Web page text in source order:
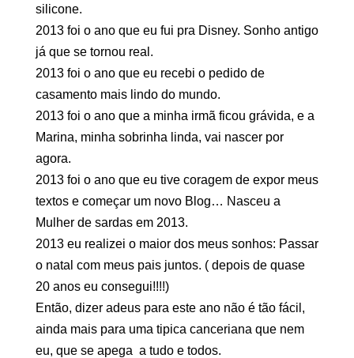
silicone.
2013 foi o ano que eu fui pra Disney. Sonho antigo
já que se tornou real.
2013 foi o ano que eu recebi o pedido de
casamento mais lindo do mundo.
2013 foi o ano que a minha irmã ficou grávida, e a
Marina, minha sobrinha linda, vai nascer por
agora.
2013 foi o ano que eu tive coragem de expor meus
textos e começar um novo Blog… Nasceu a
Mulher de sardas em 2013.
2013 eu realizei o maior dos meus sonhos: Passar
o natal com meus pais juntos. ( depois de quase
20 anos eu consegui!!!!)
Então, dizer adeus para este ano não é tão fácil,
ainda mais para uma tipica canceriana que nem
eu, que se apega a tudo e todos.